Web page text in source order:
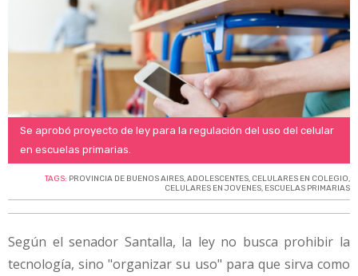
Se aprobó proyecto de ley para la regulación del uso del celular
en escuelas primarias.
TAGS: PROVINCIA DE BUENOS AIRES,ADOLESCENTES, CELULARES EN COLEGIO,
CELULARES EN JOVENES, ESCUELAS PRIMARIAS
Según el senador Santalla, la ley no busca prohibir la
tecnología, sino "organizar su uso" para que sirva como